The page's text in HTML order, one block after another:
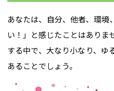
あなたは、自分、他者、環境
い！」と感じたことはあり
する中で、大なり小なり、ゆ
あることでしょう。